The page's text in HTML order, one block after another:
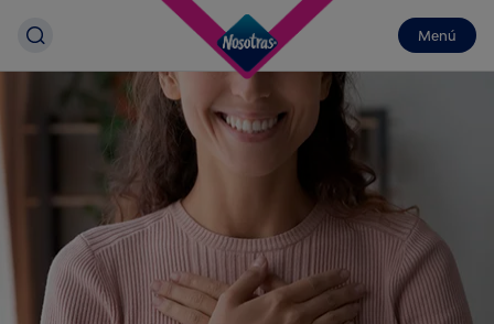
Menú